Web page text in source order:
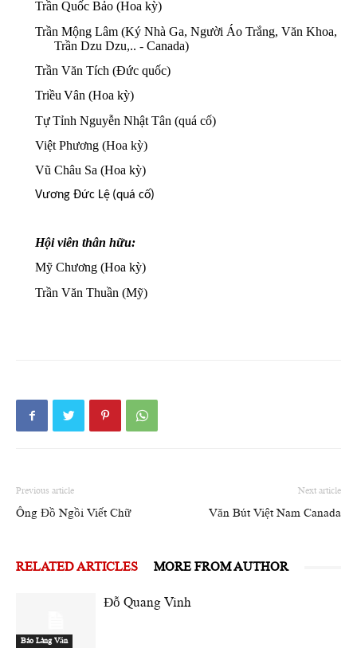
Trần Quốc Bảo (Hoa kỳ)
Trần Mộng Lâm (Ký Nhà Ga, Người Áo Trắng, Văn Khoa,
Trần Dzu Dzu,.. - Canada)
Trần Văn Tích (Đức quốc)
Triều Vân (Hoa kỳ)
TựTỉnh Nguyễn Nhật Tân (quá cố)
Việt Phương (Hoa kỳ)
Vũ Châu Sa (Hoa kỳ)
Vương Đức Lệ (quá cố)
Hội viên thân hữu:
Mỹ Chương (Hoa kỳ)
Trần Văn Thuần (Mỹ)
Previous article
Ông Đồ Ngồi Viết Chữ
Next article
Văn Bút Việt Nam Canada
RELATED ARTICLES MORE FROM AUTHOR
Báo Làng Văn
Đỗ Quang Vinh